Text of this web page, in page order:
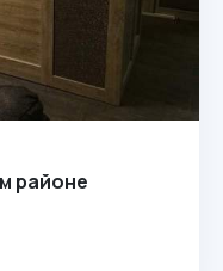
районе